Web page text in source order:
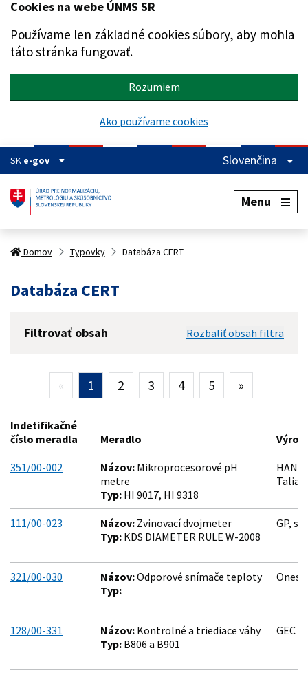
Preskočiť na hlavný obsah
Cookies na webe ÚNMS SR
Používame len základné cookies súbory, aby mohla
táto stránka fungovať.
Rozumiem
Ako používame cookies
SK e-gov Slovenčina
Menu
Domov Typovky Databáza CERT
Databáza CERT
Filtrovať obsah
Rozbaliť obsah filtra
Odbor merania
Typ meradla
« 1 2 3 4 5 »
Indetifikačné
číslo meradla
Meradlo
351/00-002 Názov: Mikroprocesorové pH
metre
Typ: HI 9017, HI 9318
111/00-023 Názov: Zvinovací dvojmeter
Typ: KDS DIAMETER RULE W-2008
GP,
321/00-030 Názov:Odporové snímače teploty
Typ:
128/00-331 Názov: Kontrolné a triediace váhy
Typ: B806 a B901
GEC